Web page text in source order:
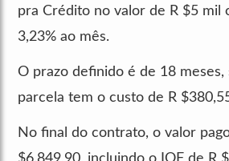
pra Crédito no valor de R $5 mil
3,23% ao mês.
O prazo definido é de 18 meses,
parcela tem o custo de R
No final do contrato, o valor